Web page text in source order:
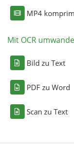
MP4
Mit OCR
Bild zu Text
PDF zu Word
Scan zu Text